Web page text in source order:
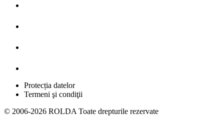
Protecția datelor
Termeni şi condiţii
© 2006-2026 ROLDA Toate drepturile rezervate